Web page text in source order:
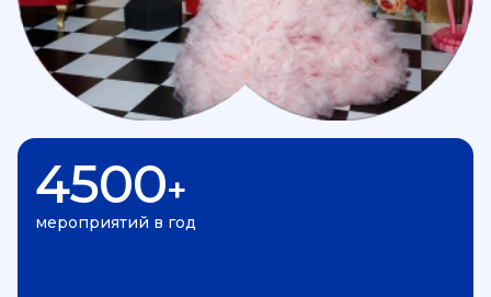
4500+
мероприятий в год